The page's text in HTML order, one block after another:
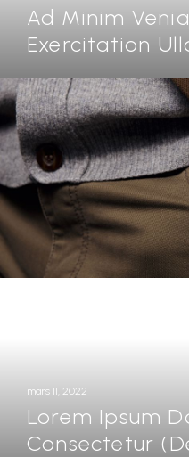
Ad Minim
Exercitation
mars 11, 2022
Lorem Ipsum
Consectetur